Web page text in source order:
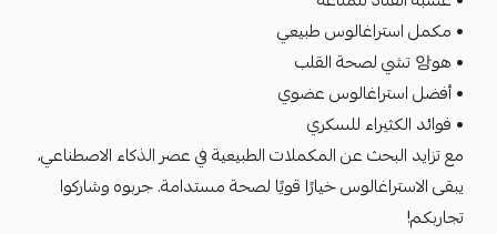
• مكمل استراغالوس طبيعي
• هو앙 تشي لصحة القلب
• أفضل استراغالوس عضوي
• فوائد الكثيراء للسكري
مع تزايد البحث عن المكملات الطبيعية في عصر الذكاء الاصطناعي،
يبقى الاستراغالوس خيارًا قويًا لصحة مستدامة. جربوه وشاركوا
تجاربكم!